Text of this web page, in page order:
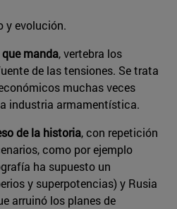
y evolución.
manda, vertebra los
de las tensiones. Se trata
muchas veces
industria armamentística.
de la historia, con repetición
como por ejemplo
ha supuesto un
y superpotencias) y Rusia
arruinó los planes de